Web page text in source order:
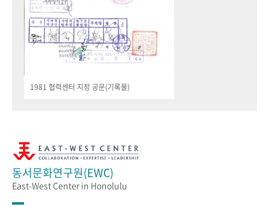
1981 협력센터 지정 공문(기록물)
동서문화연구원(EWC)
East-West Center in Honolulu